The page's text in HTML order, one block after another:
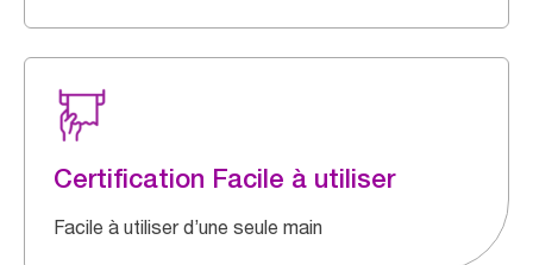
Certification Facile à utiliser
Facile à utiliser d’une seule main